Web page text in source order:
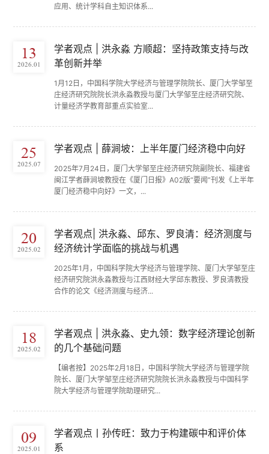
应用、统计学科自主知识体系...
13
2026.01
学者观点 | 洪永淼 方顺超：坚持政策支持与改
革创新并举
1月12日，中国科学院大学经济与管理学院院长、厦门大学邹至
庄经济研究院院长洪永淼教授与厦门大学邹至庄经济研究院、
计量经济学教育部重点实验室...
25
2025.07
学者观点 | 薛涧坡：上半年厦门经济稳中向好
2025年7月24日，厦门大学邹至庄经济研究院副院长、福建省
闽江学者薛涧坡教授在《厦门日报》A02版“要闻”刊发《上半年
厦门经济稳中向好》一文，...
20
2025.02
学者观点| 洪永淼、邱东、罗良清：经济测度与
经济统计学面临的挑战与机遇
2025年1月，中国科学院大学经济与管理学院、厦门大学邹至庄
经济研究院洪永淼教授与江西财经大学邱东教授、罗良清教授
合作的论文《经济测度与经济...
18
2025.02
学者观点 | 洪永淼、史九领：数字经济理论创新
的几个基础问题
【编者按】2025年2月18日，中国科学院大学经济与管理学院
院长、厦门大学邹至庄经济研究院院长洪永淼教授与中国科学
院大学经济与管理学院助理研究...
09
2025.01
学者观点丨孙传旺：致力于构建碳中和评价体
系